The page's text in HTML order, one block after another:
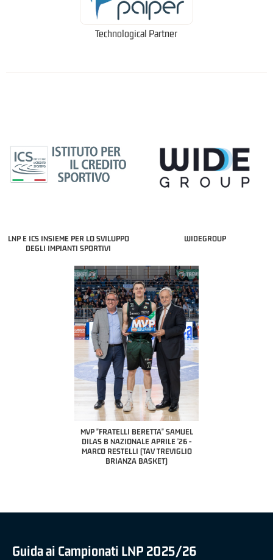
Technological Partner
LNP E ICS INSIEME PER LO SVILUPPO
DEGLI IMPIANTI SPORTIVI
WIDEGROUP
MVP "FRATELLI BERETTA" SAMUEL
DILAS B NAZIONALE APRILE '26 -
MARCO RESTELLI (TAV TREVIGLIO
BRIANZA BASKET)
Guida ai Campionati LNP 2025/26